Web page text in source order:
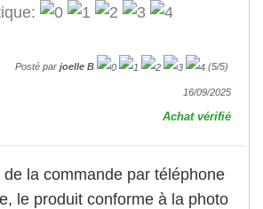
Posté par joelle B (5/5)
16/09/2025
Achat vérifié
la commande par téléphone
le produit conforme à la photo